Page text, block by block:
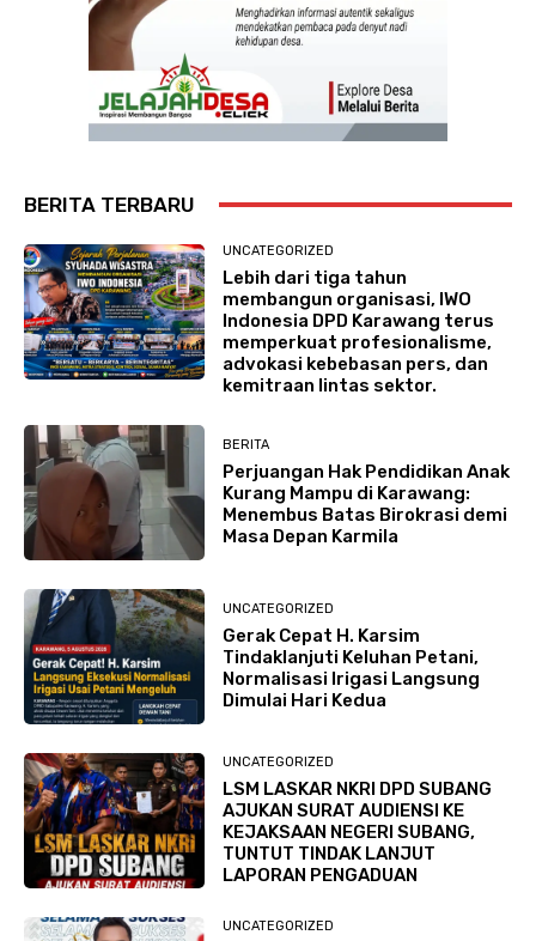
BERITA TERBARU
UNCATEGORIZED
Lebih dari tiga tahun
membangun organisasi, IWO
Indonesia DPD Karawang terus
memperkuat profesionalisme,
advokasi kebebasan pers, dan
kemitraan lintas sektor.
BERITA
Perjuangan Hak Pendidikan Anak
Kurang Mampu di Karawang:
Menembus Batas Birokrasi demi
Masa Depan Karmila
UNCATEGORIZED
Gerak Cepat H. Karsim
Tindaklanjuti Keluhan Petani,
Normalisasi Irigasi Langsung
Dimulai Hari Kedua
UNCATEGORIZED
LSM LASKAR NKRI DPD SUBANG
AJUKAN SURAT AUDIENSI KE
KEJAKSAAN NEGERI SUBANG,
TUNTUT TINDAK LANJUT
LAPORAN PENGADUAN
UNCATEGORIZED